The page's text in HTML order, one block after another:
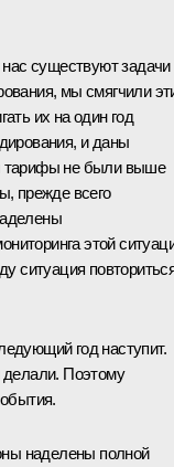
существуют задачи
мы смягчили
их на один год
и даны
тарифы не были выше
прежде всего
этой
ситуация
год наступит.
Поэтому
наделены полной